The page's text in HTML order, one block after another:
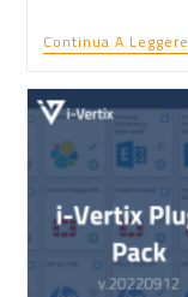
Continua A Leggere